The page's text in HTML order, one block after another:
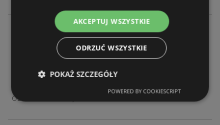
Łubieńskiego 8
62-200 Gniezno
OFERTY: 0
ODLEGŁOŚĆ:
AKCEPTUJ WSZYSTKIE
ODRZUĆ WSZYSTKIE
POKAŻ SZCZEGÓŁY
POWERED BY COOKIESCRIPT